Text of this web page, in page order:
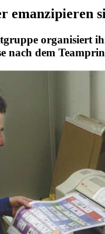
emanzipieren
organisiert
nach dem